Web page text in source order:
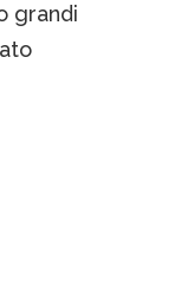
grandi